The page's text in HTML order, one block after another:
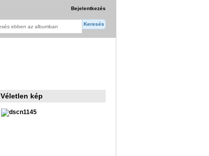
Bejelentkezés
Véletlen kép